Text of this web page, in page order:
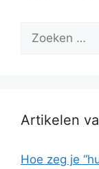
Zoek
Artikelen
Hoe zeg je